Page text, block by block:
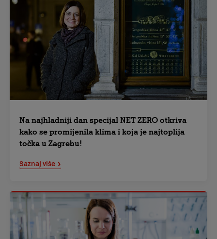
Na najhladniji dan specijal NET ZERO otkriva
kako se promijenila klima i koja je najtoplija
točka u Zagrebu!
Saznaj više